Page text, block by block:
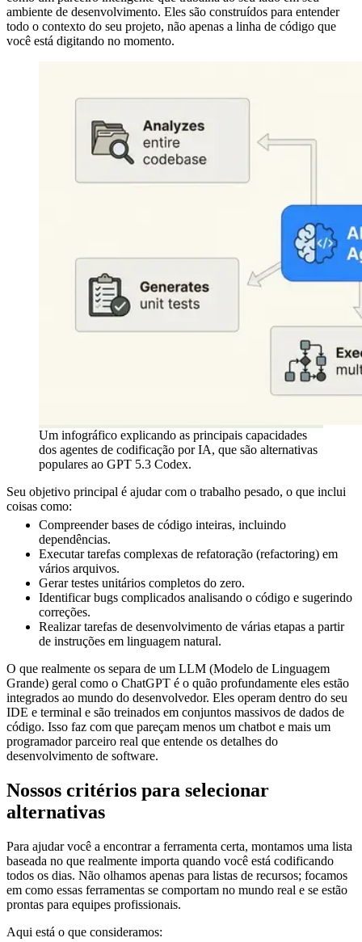
ambiente de desenvolvimento. Eles são construídos para entender
todo o contexto do seu projeto, não apenas a linha de código que
você está digitando no momento.
Um infográfico explicando as principais capacidades
dos agentes de codificação por IA, que são alternativas
populares ao GPT 5.3 Codex.
Seu objetivo principal é ajudar com o trabalho pesado, o que inclui
coisas como:
Compreender bases de código inteiras, incluindo
dependências.
Executar tarefas complexas de refatoração (refactoring) em
vários arquivos.
Gerar testes unitários completos do zero.
Identificar bugs complicados analisando o código e sugerindo
correções.
Realizar tarefas de desenvolvimento de várias etapas a partir
de instruções em linguagem natural.
O que realmente os separa de um LLM (Modelo de Linguagem
Grande) geral como o ChatGPT é o quão profundamente eles estão
integrados ao mundo do desenvolvedor. Eles operam dentro do seu
IDE e terminal e são treinados em conjuntos massivos de dados de
código. Isso faz com que pareçam menos um chatbot e mais um
programador parceiro real que entende os detalhes do
desenvolvimento de software.
Nossos critérios para selecionar
alternativas
Para ajudar você a encontrar a ferramenta certa, montamos uma lista
baseada no que realmente importa quando você está codificando
todos os dias. Não olhamos apenas para listas de recursos; focamos
em como essas ferramentas se comportam no mundo real e se estão
prontas para equipes profissionais.
Aqui está o que consideramos: